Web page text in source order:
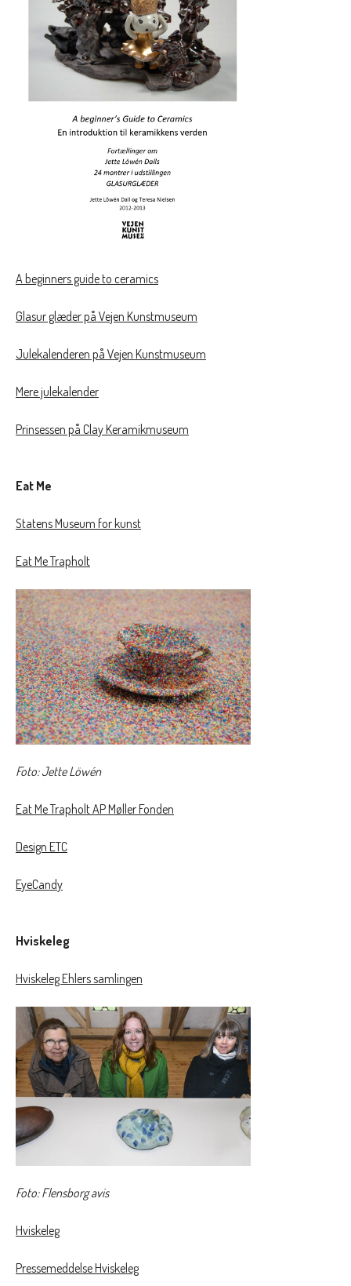
A beginners guide to ceramics
Glasur glæder på Vejen Kunstmuseum
Julekalenderen på Vejen Kunstmuseum
Mere julekalender
Prinsessen på Clay Keramikmuseum
Eat Me
Statens Museum for kunst
Eat Me Trapholt
Foto: Jette Löwén
Eat Me Trapholt AP Møller Fonden
Design ETC
EyeCandy
Hviskeleg
Hviskeleg Ehlers samlingen
Foto: Flensborg avis
Hviskeleg
Pressemeddelse Hviskeleg